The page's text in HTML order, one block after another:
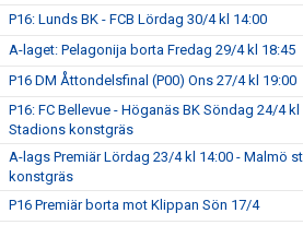
P16: Lunds BK - FCB Lördag 30/4 kl 14:00
A-laget: Pelagonija borta Fredag 29/4 kl 18:45
P16 DM Åttondelsfinal (P00) Ons 27/4 kl 19:00
P16: FC Bellevue - Höganäs BK Söndag 24/4
Stadions konstgräs
A-lags Premiär Lördag 23/4 kl 14:00 - Malmö
konstgräs
P16 Premiär borta mot Klippan Sön 17/4